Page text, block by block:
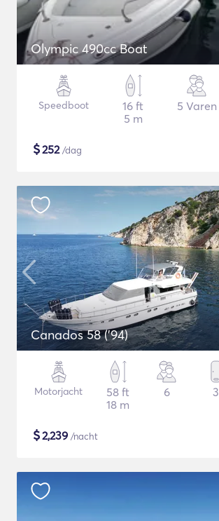
Olympic 490cc Boat
Speedboot
16 ft
5 m
5 Varen
$252/dag
Canados 58 ('94)
Motorjacht
58 ft
18 m
6 3
$2,239 /nacht